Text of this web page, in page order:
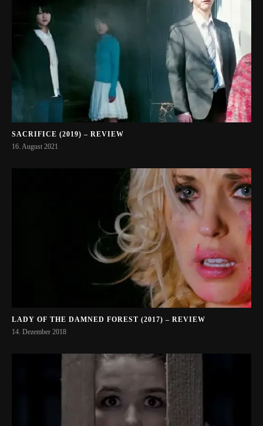
SACRIFICE (2019) – REVIEW
16. August 2021
LADY OF THE DAMNED FOREST (2017) – REVIEW
14. Dezember 2018